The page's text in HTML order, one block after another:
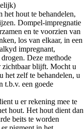
hout te behandelen,
Dompel-impregnatie
en te voorzien van
los van elkaar, in een
impregnant,
Deze methode
zichtbaar blijft. Mocht u
het zelf te behandelen, u
t.b.v. een goede
u er rekening mee te
hout. Het hout dient dan
beits te worden